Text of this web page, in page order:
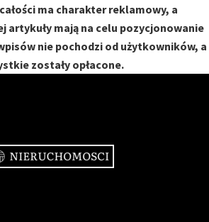
ma charakter reklamowy, a
artykuły mają na celu pozycjonowanie
nie pochodzi od użytkowników, a
zostały opłacone.